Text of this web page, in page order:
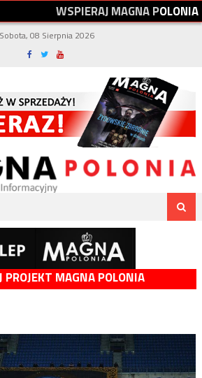
WSPIERAJMAGNAPOLONIA
Sobota, 08 Sierpnia 2026
PROJEKT MAGNA POLONIA